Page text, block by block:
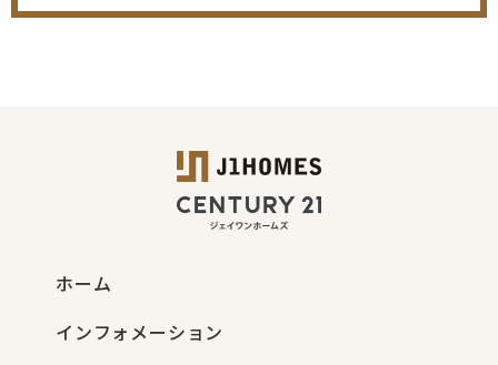
ホーム
インフォメーション